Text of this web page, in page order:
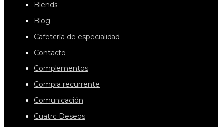
Blends
Blog
Cafetería de especialidad
Contacto
Complementos
Compra recurrente
Comunicación
Cuatro Deseos